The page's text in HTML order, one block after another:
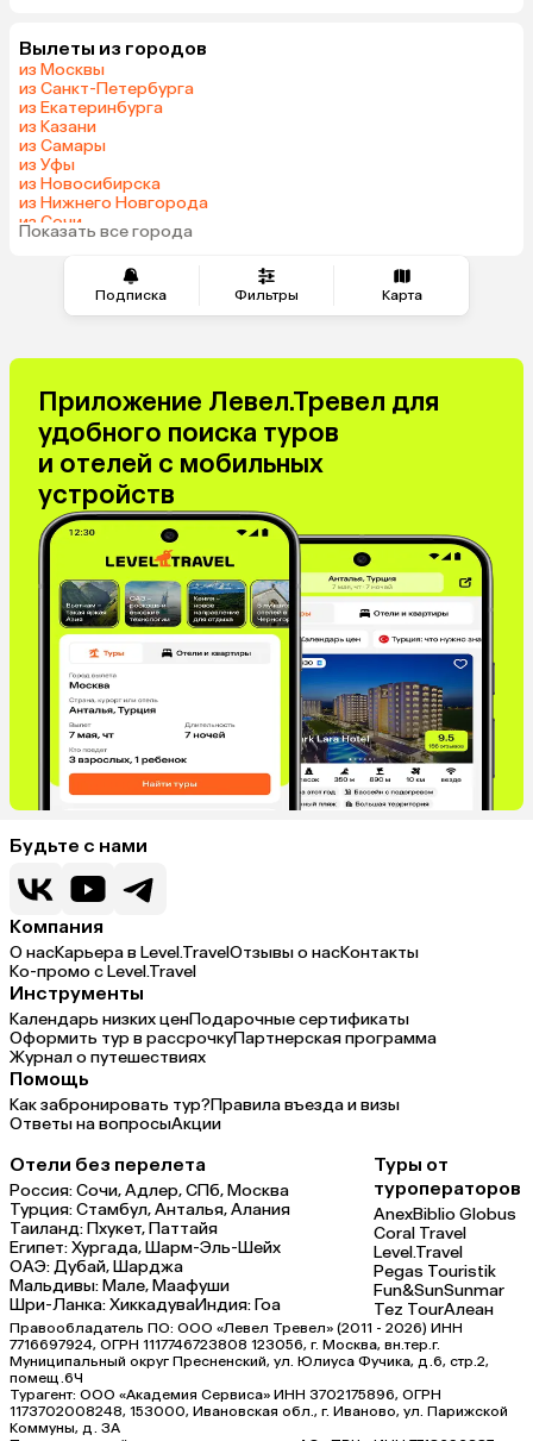
Подписка Фильтры Карта
Вылеты из городов
из Москвы
из Санкт-Петербурга
из Екатеринбурга
из Казани
из Самары
из Уфы
из Новосибирска
из Нижнего Новгорода
из Сочи
из Челябинска
Показать все города
Приложение Левел.Тревел для
удобного поиска туров
и отелей с мобильных
устройств
Будьте с нами
Компания
О насКарьера в Level.TravelОтзывы о насКонтакты
Ко-промо с Level.Travel
Инструменты
Календарь низких ценПодарочные сертификаты
Оформить тур в рассрочкуПартнерская программа
Журнал о путешествиях
Помощь
Как забронировать тур?Правила въезда и визы
Ответы на вопросыАкции
Отели без перелета
Россия:Сочи,Адлер,СПб,Москва
Турция:Стамбул,Анталья,Алания
Таиланд:Пхукет,Паттайя
Египет:Хургада,Шарм-Эль-Шейх
ОАЭ:Дубай,Шарджа
Мальдивы:Мале,Маафуши
Шри-Ланка:ХиккадуваИндия:Гоа
Туры от
туроператоров
AnexBiblio Globus
Coral Travel
Level.Travel
Pegas Touristik
Fun&SunSunmar
Tez TourАлеан
Правообладатель ПО: ООО «Левел Тревел» (2011 - 2026) ИНН
7716697924, ОГРН 1117746723808 123056, г. Москва, вн.тер.г.
Муниципальный округ Пресненский, ул. Юлиуса Фучика, д.6, стр.2,
помещ.6Ч
Турагент: ООО «Академия Сервиса» ИНН 3702175896, ОГРН
1173702008248, 153000, Ивановская обл., г. Иваново, ул. Парижской
Коммуны, д. ЗА